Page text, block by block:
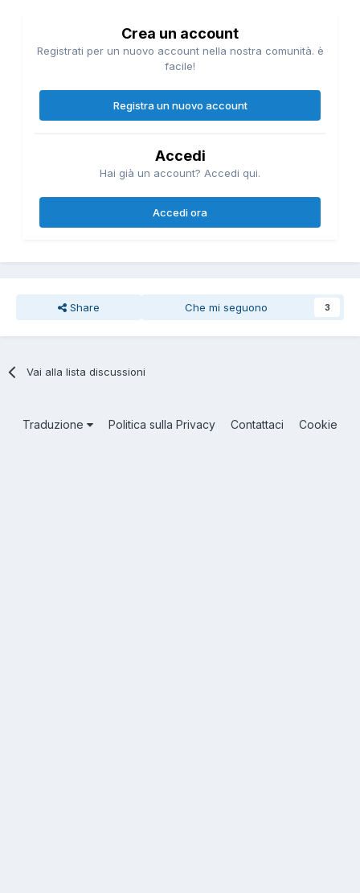
Crea un account
Registrati per un nuovo account nella nostra comunità. è
facile!
Registra un nuovo account
Accedi
Hai già un account? Accedi qui.
Accedi ora
Share Che mi seguono 3
Vai alla lista discussioni
Traduzione Politica sulla Privacy Contattaci Cookie